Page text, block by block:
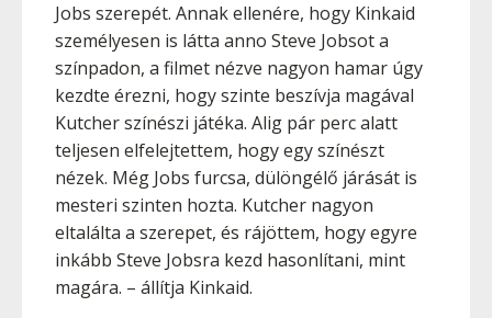
Jobs szerepét. Annak ellenére, hogy Kinkaid
személyesen is látta anno Steve Jobsot a
színpadon, a filmet nézve nagyon hamar úgy
kezdte érezni, hogy szinte beszívja magával
Kutcher színészi játéka. Alig pár perc alatt
teljesen elfelejtettem, hogy egy színészt
nézek. Még Jobs furcsa, dülöngélő járását is
mesteri szinten hozta. Kutcher nagyon
eltalálta a szerepet, és rájöttem, hogy egyre
inkább Steve Jobsra kezd hasonlítani, mint
magára. – állítja Kinkaid.